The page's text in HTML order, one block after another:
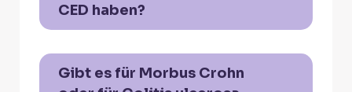
CED haben?
Gibt es für Morbus Crohn